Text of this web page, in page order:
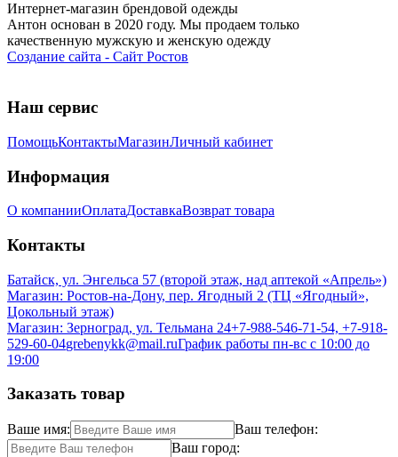
Интернет-магазин брендовой одежды
Антон основан в 2020 году. Мы продаем только
качественную мужскую и женскую одежду
Создание сайта - Сайт Ростов
Наш сервис
ПомощьКонтактыМагазинЛичный кабинет
Информация
О компанииОплатаДоставкаВозврат товара
Контакты
Батайск, ул. Энгельса 57 (второй этаж, над аптекой «Апрель»)
Магазин: Ростов-на-Дону, пер. Ягодный 2 (ТЦ «Ягодный»,
Цокольный этаж)
Магазин: Зерноград, ул. Тельмана 24+7-988-546-71-54, +7-918-
529-60-04grebenykk@mail.ruГрафик работы пн-вс с 10:00 до
19:00
Заказать товар
Ваше имя:
Ваш телефон:
Ваш город: